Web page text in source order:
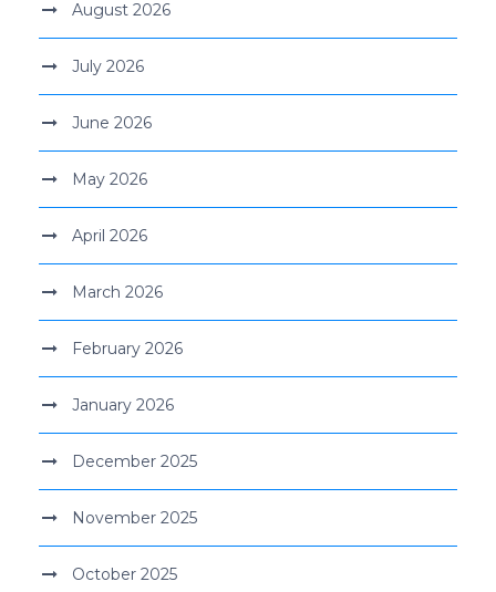
August 2026
July 2026
June 2026
May 2026
April 2026
March 2026
February 2026
January 2026
December 2025
November 2025
October 2025